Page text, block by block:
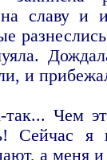
на славу
и
так... Чем
Сейчас я
а меня и